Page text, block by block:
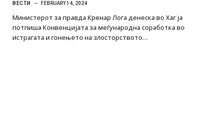
ВЕСТИ FEBRUARY 14, 2024
Министерот за правда Кренар Лога денеска во Хаг ја
потпиша Конвенцијата за меѓународна соработка во
истрагата и гонењето на злосторството…